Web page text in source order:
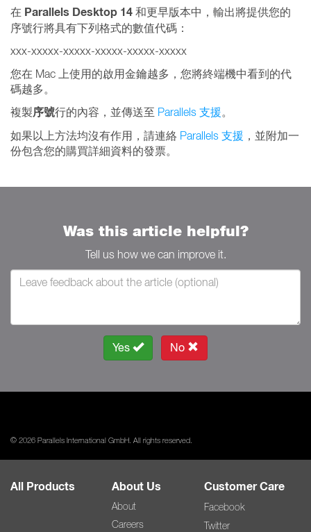
在 Parallels Desktop 14 和更早版本中，輸出將提供您的
序號行將具有下列格式的數值代碼：
xxx-xxxxx-xxxxx-xxxxx-xxxxx-xxxxx
您在 Mac 上使用的啟用金鑰越多，您將終端機中看到的代
碼越多。
複製序號行的內容，並傳送至 Parallels 支援。
如果以上方法均沒有作用，請連絡 Parallels 支援 ，並附加一
份包含您的購買詳細資料的發票。
Was this article helpful?
Tell us how we can improve it.
Yes No
© 2026 Parallels International GmbH. All rights reserved.
All Products About Us
About
Careers
Customer Care
Facebook
Twitter